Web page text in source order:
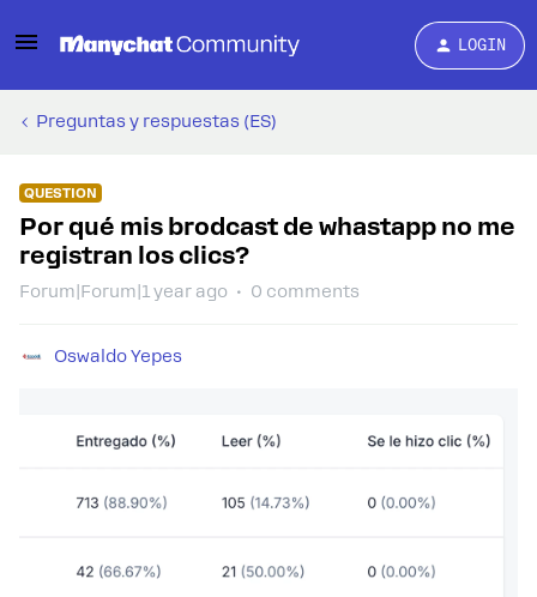
LOGIN
Preguntas y respuestas (ES)
QUESTION
Por qué mis brodcast de whastapp no me
registran los clics?
Forum|Forum|1 year ago 0 comments
Oswaldo Yepes